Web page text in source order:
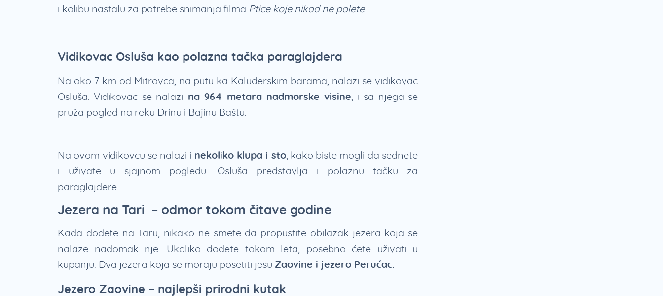
i kolibu nastalu za potrebe snimanja filma Ptice koje nikad ne polete.
Vidikovac Osluša kao polazna tačka paraglajdera
Na oko 7 km od Mitrovca, na putu ka Kaluđerskim barama, nalazi se vidikovac
Osluša. Vidikovac se nalazi na 964 metara nadmorske visine, i sa njega se
pruža pogled na reku Drinu i Bajinu Baštu.
Na ovom vidikovcu se nalazi i nekoliko klupa i sto, kako biste mogli da sednete
i uživate u sjajnom pogledu. Osluša predstavlja i polaznu tačku za
paraglajdere.
Jezera na Tari – odmor tokom čitave godine
Kada dođete na Taru, nikako ne smete da propustite obilazak jezera koja se
nalaze nadomak nje. Ukoliko dođete tokom leta, posebno ćete uživati u
kupanju. Dva jezera koja se moraju posetiti jesu Zaovine i jezero Perućac.
Jezero Zaovine – najlepši prirodni kutak